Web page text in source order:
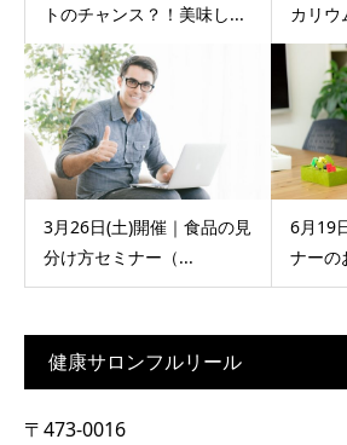
トのチャンス？！美味し...
カリウ
3月26日(土)開催｜食品の見
分け方セミナー（...
6月19
ナーの
健康サロンフルリール
〒473-0016